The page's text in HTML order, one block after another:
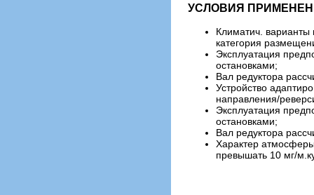
УСЛОВИЯ
Климатич.
категория
Эксплуатация
остановками;
Вал редуктора
Устройство
направления/
Эксплуатация
остановками;
Вал редуктора
Характер
превышать 10 мг/